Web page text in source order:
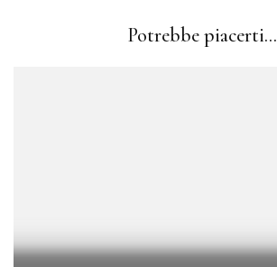
Potrebbe piacerti...